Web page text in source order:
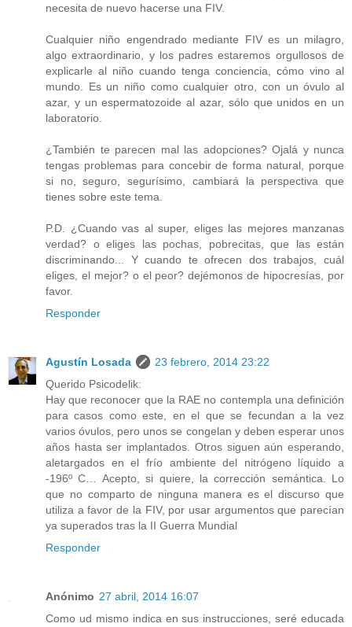
necesita de nuevo hacerse una FIV.
Cualquier niño engendrado mediante FIV es un milagro,
algo extraordinario, y los padres estaremos orgullosos de
explicarle al niño cuando tenga conciencia, cómo vino al
mundo. Es un niño como cualquier otro, con un óvulo al
azar, y un espermatozoide al azar, sólo que unidos en un
laboratorio.
¿También te parecen mal las adopciones? Ojalá y nunca
tengas problemas para concebir de forma natural, porque
si no, seguro, segurísimo, cambiará la perspectiva que
tienes sobre este tema.
P.D. ¿Cuando vas al super, eliges las mejores manzanas
verdad? o eliges las pochas, pobrecitas, que las están
discriminando... Y cuando te ofrecen dos trabajos, cuál
eliges, el mejor? o el peor? dejémonos de hipocresías, por
favor.
Responder
Agustín Losada
23 febrero, 2014 23:22
Querido Psicodelik:
Hay que reconocer que la RAE no contempla una definición
para casos como este, en el que se fecundan a la vez
varios óvulos, pero unos se congelan y deben esperar unos
años hasta ser implantados. Otros siguen aún esperando,
aletargados en el frío ambiente del nitrógeno líquido a
-196º C… Acepto, si quiere, la corrección semántica. Lo
que no comparto de ninguna manera es el discurso que
utiliza a favor de la FIV, por usar argumentos que parecían
ya superados tras la II Guerra Mundial
Responder
Anónimo 27 abril, 2014 16:07
Como ud mismo indica en sus instrucciones, seré educada